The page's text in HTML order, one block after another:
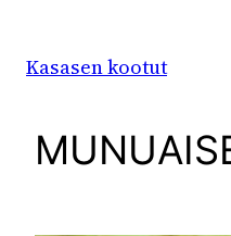
Kasasen kootut